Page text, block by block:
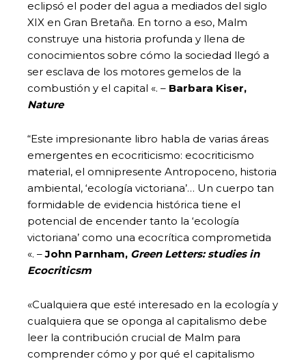
eclipsó el poder del agua a mediados del siglo
XIX en Gran Bretaña. En torno a eso, Malm
construye una historia profunda y llena de
conocimientos sobre cómo la sociedad llegó a
ser esclava de los motores gemelos de la
combustión y el capital «. – Barbara Kiser,
Nature
“Este impresionante libro habla de varias áreas
emergentes en ecocriticismo: ecocriticismo
material, el omnipresente Antropoceno, historia
ambiental, ‘ecología victoriana’… Un cuerpo tan
formidable de evidencia histórica tiene el
potencial de encender tanto la ‘ecología
victoriana’ como una ecocrítica comprometida
«. –John Parnham, Green Letters: studies in
Ecocriticsm
«Cualquiera que esté interesado en la ecología y
cualquiera que se oponga al capitalismo debe
leer la contribución crucial de Malm para
comprender cómo y por qué el capitalismo